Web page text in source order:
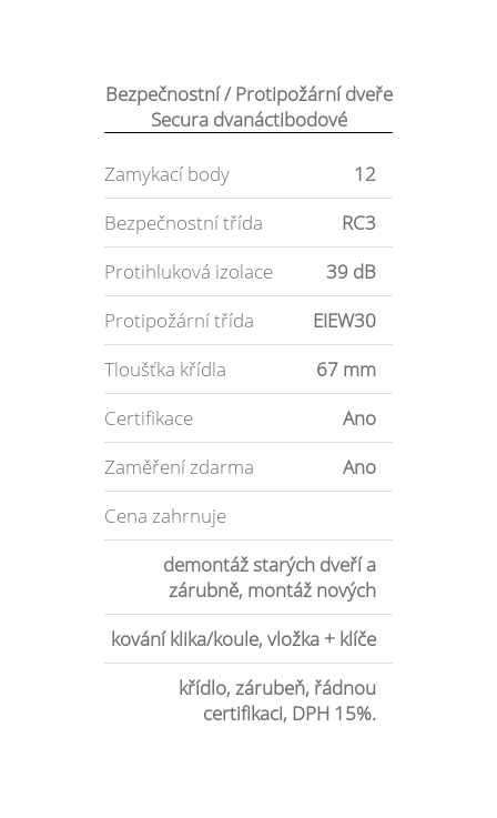
Bezpečnostní / Protipožární dveře
Secura dvanáctibodové
Zamykací body
12
Bezpečnostní třída
RC3
Protihluková izolace
39 dB
Protipožární třída
EIEW30
Tloušťka křídla
67 mm
Certifikace
Ano
Zaměření zdarma
Ano
Cena zahrnuje
demontáž starých dveří a
zárubně, montáž nových
kování klika/koule, vložka + klíče
křídlo, zárubeň, řádnou
certifikaci, DPH 15%.